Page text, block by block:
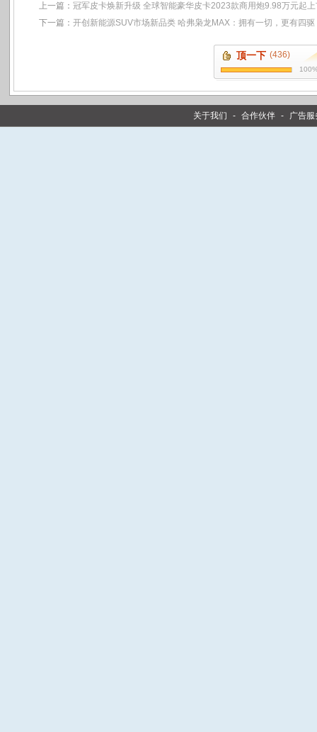
上一篇： 冠军皮卡焕新升级 全球智能豪华皮卡2023款商用炮9.98万元起
下一篇： 开创新能源SUV市场新品类 哈弗枭龙MAX：拥有一切，更有四驱
顶一下 (436)
关于我们 - 合作伙伴 - 广告服